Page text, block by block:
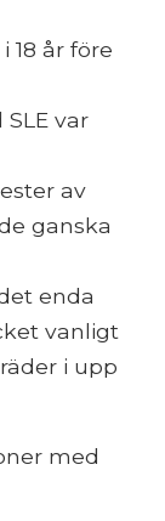
18 år före
var
av
ganska
enda
vanligt
i upp
med